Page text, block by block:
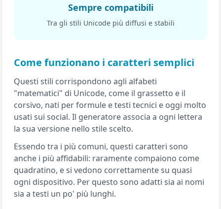
Sempre compatibili
Tra gli stili Unicode più diffusi e stabili
Come funzionano i caratteri semplici
Questi stili corrispondono agli alfabeti
"matematici" di Unicode, come il grassetto e il
corsivo, nati per formule e testi tecnici e oggi molto
usati sui social. Il generatore associa a ogni lettera
la sua versione nello stile scelto.
Essendo tra i più comuni, questi caratteri sono
anche i più affidabili: raramente compaiono come
quadratino, e si vedono correttamente su quasi
ogni dispositivo. Per questo sono adatti sia ai nomi
sia a testi un po' più lunghi.